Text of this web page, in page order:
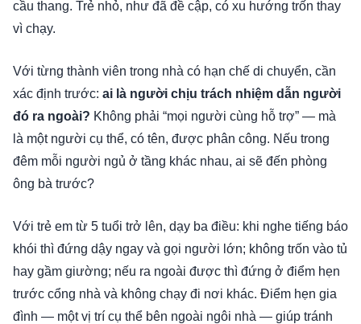
cầu thang. Trẻ nhỏ, như đã đề cập, có xu hướng trốn thay
vì chạy.
Với từng thành viên trong nhà có hạn chế di chuyển, cần
xác định trước: ai là người chịu trách nhiệm dẫn người
đó ra ngoài? Không phải “mọi người cùng hỗ trợ” — mà
là một người cụ thể, có tên, được phân công. Nếu trong
đêm mỗi người ngủ ở tầng khác nhau, ai sẽ đến phòng
ông bà trước?
Với trẻ em từ 5 tuổi trở lên, dạy ba điều: khi nghe tiếng báo
khói thì đứng dậy ngay và gọi người lớn; không trốn vào tủ
hay gầm giường; nếu ra ngoài được thì đứng ở điểm hẹn
trước cổng nhà và không chạy đi nơi khác. Điểm hẹn gia
đình — một vị trí cụ thể bên ngoài ngôi nhà — giúp tránh